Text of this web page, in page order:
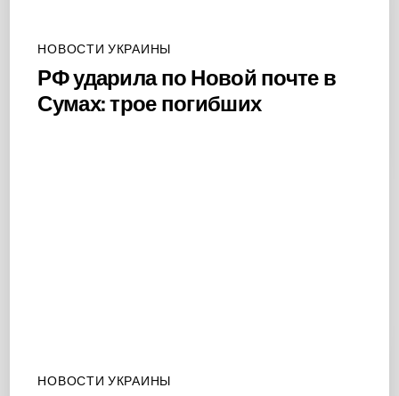
НОВОСТИ УКРАИНЫ
РФ ударила по Новой почте в
Сумах: трое погибших
НОВОСТИ УКРАИНЫ